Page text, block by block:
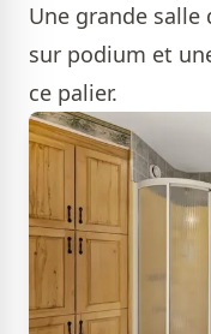
Une grande salle
sur podium et
ce palier.